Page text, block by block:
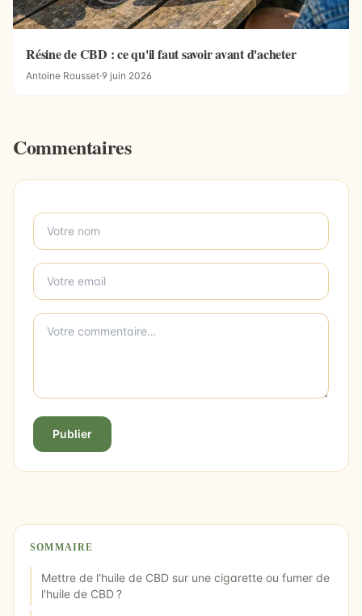
Résine de CBD : ce qu'il faut savoir avant d'acheter
Antoine Rousset·9 juin 2026
Commentaires
Publier
SOMMAIRE
Mettre de l'huile de CBD sur une cigarette ou fumer de
l'huile de CBD ?